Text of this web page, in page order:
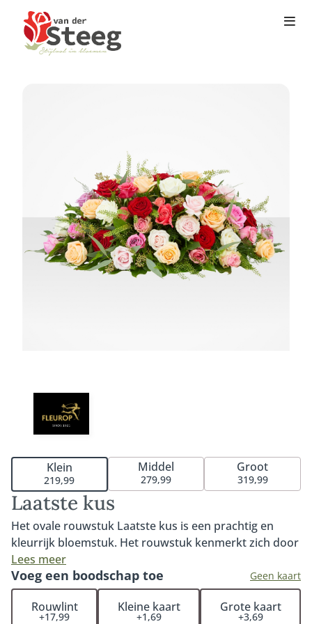
Laatste kus
Het ovale rouwstuk Laatste kus is een prachtig en
kleurrijk bloemstuk. Het rouwstuk kenmerkt zich door
bijzondere rozen in warme kleuren en roze tinten. Een
ovaal rouwstuk is een klassiek-moderne bindwijze.
Deze bindwijze wordt vaak gekozen omdat de
bloemen, zowel compact als luchtig, mooi tot hun
Lees meer
Klein
219,99
Middel
279,99
Groot
319,99
Voeg een boodschap toe Geen kaart
Rouwlint
+17,99
Kleine kaart
+1,69
Grote kaart
+3,69